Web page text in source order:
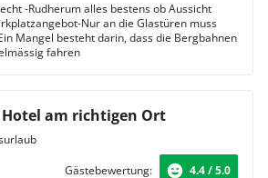
-Rudherum alles bestens ob Aussicht
Nur an die Glastüren muss
Mangel besteht darin, dass die Bergbahnen
fahren
am richtigen Ort
Gästebewertung: 4.4 / 5.0